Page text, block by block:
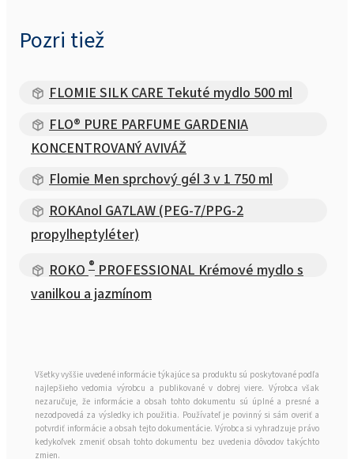
Pozri tiež
FLOMIE SILK CARE Tekuté mydlo 500 ml
FLO® PURE PARFUME GARDENIA
KONCENTROVANÝ AVIVÁŽ
Flomie Men sprchový gél 3 v 1 750 ml
ROKAnol GA7LAW (PEG-7/PPG-2
propylheptyléter)
ROKO ® PROFESSIONAL Krémové mydlo s
vanilkou a jazmínom
Všetky vyššie uvedené informácie týkajúce sa produktu sú poskytované podľa
najlepšieho vedomia výrobcu a publikované v dobrej viere. Výrobca však
nezaručuje, že informácie a obsah tohto dokumentu sú úplné a presné a
nezodpovedá za výsledky ich použitia. Používateľ je povinný si sám overiť a
potvrdiť informácie a obsah tejto dokumentácie. Výrobca si vyhradzuje právo
kedykoľvek zmeniť obsah tohto dokumentu bez uvedenia dôvodov takýchto
zmien.